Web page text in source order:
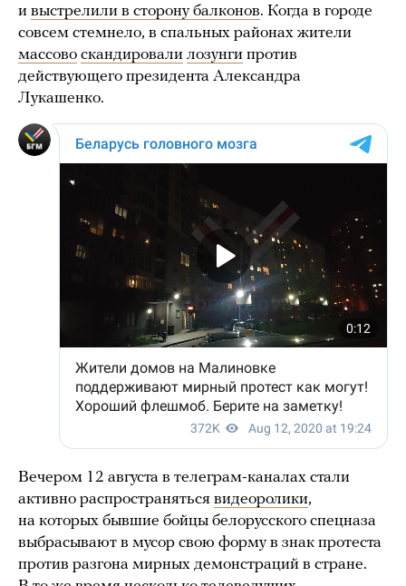
и выстрелили в сторону балконов. Когда в городе
совсем стемнело, в спальных районах жители
массово скандировали лозунги против
действующего президента Александра
Лукашенко.
Вечером 12 августа в телеграм-каналах стали
активно распространяться видеоролики,
на которых бывшие бойцы белорусского спецназа
выбрасывают в мусор свою форму в знак протеста
против разгона мирных демонстраций в стране.